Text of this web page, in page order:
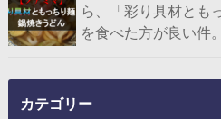
ら、「彩り具材とも
を食べた方が良い件。
カテゴリー